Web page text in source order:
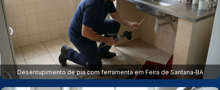
Desentupimento de pia com ferramenta em Feira de Santana‑BA